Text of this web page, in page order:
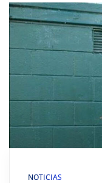
NOTICIAS